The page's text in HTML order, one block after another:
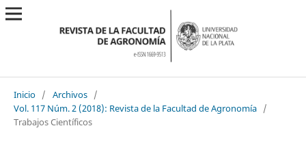
Inicio / Archivos /
Vol. 117 Núm. 2 (2018): Revista de la Facultad de Agronomía /
Trabajos Científicos